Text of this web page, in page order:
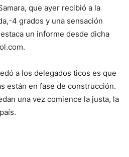
que ayer recibió a la
4 grados y una sensación
un informe desde dicha
a los delegados ticos es que
están en fase de construcción.
una vez comience la justa, la